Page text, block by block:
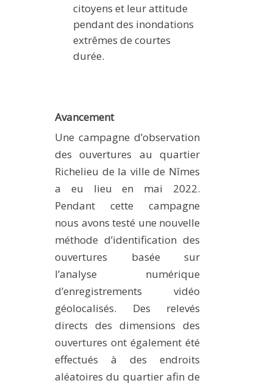
citoyens et leur attitude
pendant des inondations
extrêmes de courtes
durée.
Avancement
Une campagne d’observation
des ouvertures au quartier
Richelieu de la ville de Nîmes
a eu lieu en mai 2022.
Pendant cette campagne
nous avons testé une nouvelle
méthode d’identification des
ouvertures basée sur
l’analyse numérique
d’enregistrements vidéo
géolocalisés. Des relevés
directs des dimensions des
ouvertures ont également été
effectués à des endroits
aléatoires du quartier afin de